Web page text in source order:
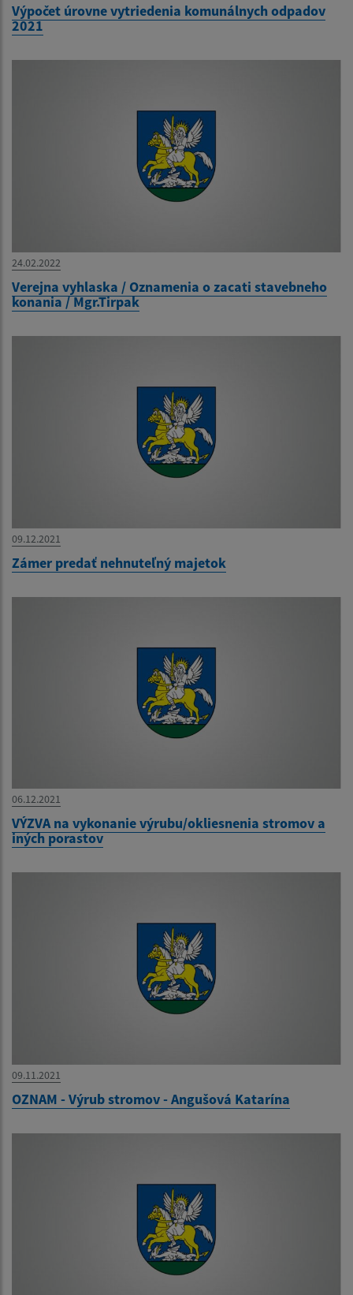
Výpočet úrovne vytriedenia komunálnych odpadov
2021
24.02.2022
Verejna vyhlaska / Oznamenia o zacati stavebneho
konania / Mgr.Tirpak
09.12.2021
Zámer predať nehnuteľný majetok
06.12.2021
VÝZVA na vykonanie výrubu/okliesnenia stromov a
iných porastov
09.11.2021
OZNAM - Výrub stromov - Angušová Katarína